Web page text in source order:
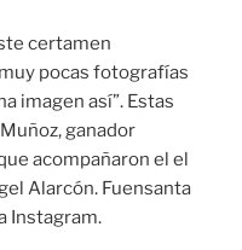
certamen
pocas fotografías
imagen así”. Estas
ganador
acompañaron el el
Alarcón. Fuensanta
Instagram.